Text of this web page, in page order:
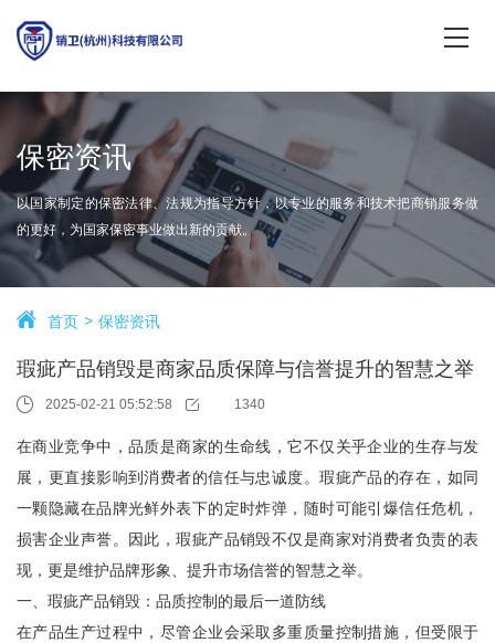
保密资讯
以国家制定的保密法律、法规为指导方针，以专业的服务和技术把商销服务做
的更好，为国家保密事业做出新的贡献。
首页 保密资讯
瑕疵产品销毁是商家品质保障与信誉提升的智慧之举
2025-02-21 05:52:58 1340
在商业竞争中，品质是商家的生命线，它不仅关乎企业的生存与发
展，更直接影响到消费者的信任与忠诚度。瑕疵产品的存在，如同
一颗隐藏在品牌光鲜外表下的定时炸弹，随时可能引爆信任危机，
损害企业声誉。因此，瑕疵产品销毁不仅是商家对消费者负责的表
现，更是维护品牌形象、提升市场信誉的智慧之举。
一、瑕疵产品销毁：品质控制的最后一道防线
在产品生产过程中，尽管企业会采取多重质量控制措施，但受限于